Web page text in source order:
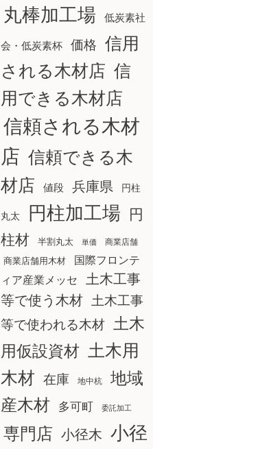
丸棒加工場 低炭素社
会・低炭素杯 価格
信用
される木材店 信
用できる木材店
信頼される木材
店 信頼できる木
材店
値段 兵庫県 円柱
丸太 円柱加工場
円
柱材
半割丸太 単価 商業店舗
商業店舗用木材
国際フロンテ
ィア産業メッセ
土木工事
等で使う木材
土木工事
等で使われる木材
土木
用仮設資材 土木用
木材 在庫 地中杭
地域
産木材
多可町 委託加工
専門店 小径木 小径